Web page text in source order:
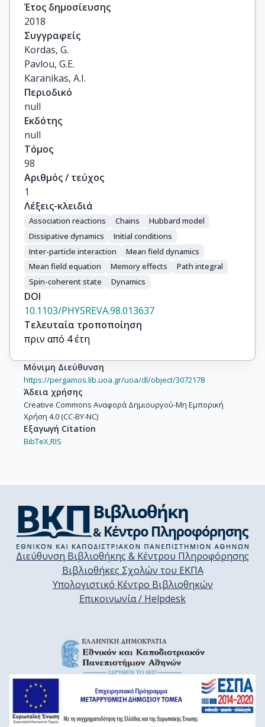
Έτος δημοσίευσης
2018
Συγγραφείς
Kordas, G.
Pavlou, G.E.
Karanikas, A.I.
Περιοδικό
null
Εκδότης
null
Τόμος
98
Αριθμός / τεύχος
1
Λέξεις-κλειδιά
Association reactions Chains
Hubbard model
Dissipative dynamics
Initial conditions
Inter-particle interaction
Mean field dynamics
Mean field equation
Memory effects
Path integral
Spin-coherent state
Dynamics
DOI
10.1103/PHYSREVA.98.013637
Τελευταία τροποποίηση
πριν από 4 έτη
Μόνιμη Διεύθυνση
https://pergamos.lib.uoa.gr/uoa/dl/object/3072178
Άδεια χρήσης
Creative Commons Αναφορά Δημιουργού-Μη Εμπορική
Χρήση 4.0 (CC-BY-NC)
Εξαγωγή Citation
BibTeX, RIS
Διεύθυνση Βιβλιοθήκης & Κέντρου Πληροφόρησης
Βιβλιοθήκες Σχολών του ΕΚΠΑ
Υπολογιστικό Κέντρο Βιβλιοθηκών
Επικοινωνία / Helpdesk